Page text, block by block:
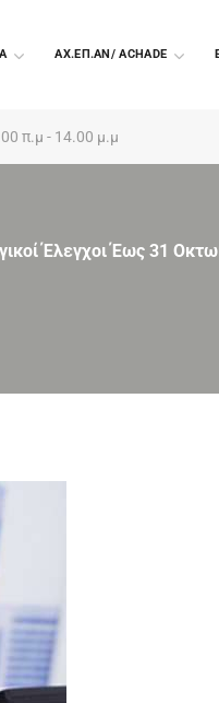
ΑΧ.ΕΠ.ΑΝ/ ACHADE
π.μ - 14.00 μ.μ
Έλεγχοι Έως 31